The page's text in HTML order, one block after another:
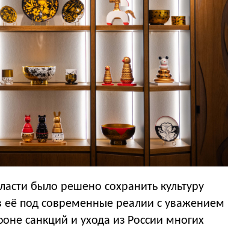
было решено сохранить культуру
её под современные реалии с уважением
санкций и ухода из России многих